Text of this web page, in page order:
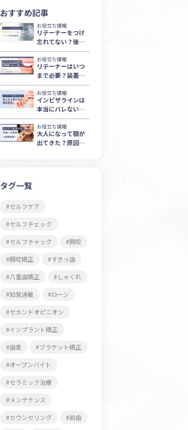
おすすめ記事
お役立ち情報
リテーナーをつけ
忘れてない？後戻
りのリスクと対処
法を徹底解説
お役立ち情報
リテーナーはいつ
まで必要？装着期
間と正しい使い方
を徹底ガイド
お役立ち情報
インビザラインは
本当にバレない？
気になる見た目を
徹底解説！
お役立ち情報
大人になって顎が
出てきた？原因と
タグ一覧
セルフケア
セルフチェック
セルフチャック 開咬
開咬矯正 すきっ歯
八重歯矯正 しゃくれ
知覚過敏 ローン
セカンドオピニオン
インプラント矯正
歯茎 ブラケット矯正
オープンバイト
セラミック治療
メンテナンス
カウンセリング 前歯